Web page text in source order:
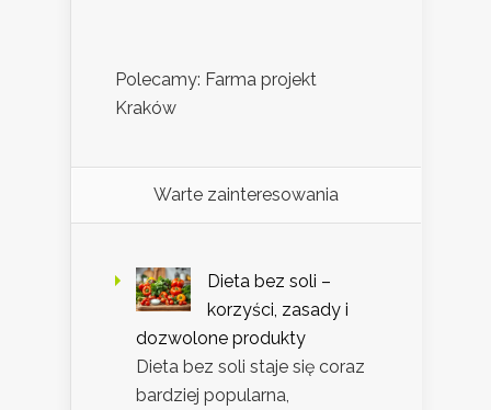
Polecamy: Farma projekt
Kraków
Warte zainteresowania
Dieta bez soli –
korzyści, zasady i
dozwolone produkty
Dieta bez soli staje się coraz
bardziej popularna,